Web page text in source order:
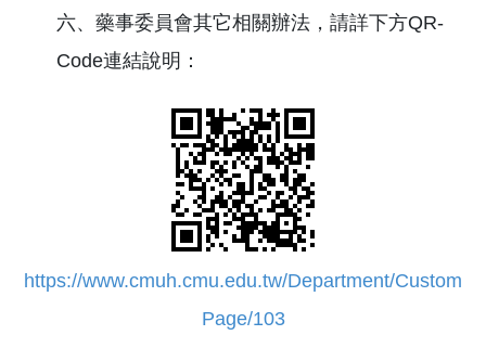
六、藥事委員會其它相關辦法，請詳下方QR-
Code連結說明：
https://www.cmuh.cmu.edu.tw/Department/Custom
Page/103